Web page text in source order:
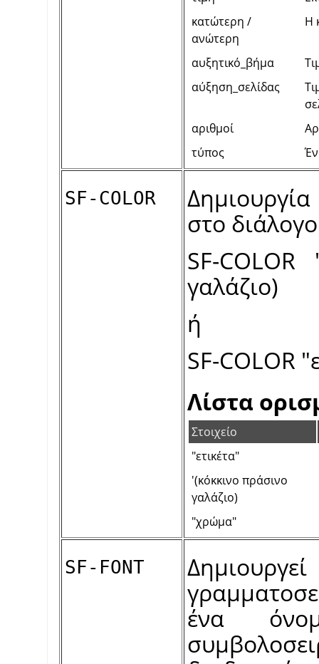
κατώτερη /
ανώτερη
Η
αυξητικό_βήμα
αύξηση_σελίδας
αριθμοί
τύπος
SF-COLOR
στο
SF-COLOR
γαλάζιο)
ή
SF-COLOR
Λίστα
Στοιχείο
"ετικέτα"
'(κόκκινο πράσινο
γαλάζιο)
"χρώμα"
SF-FONT
ένα